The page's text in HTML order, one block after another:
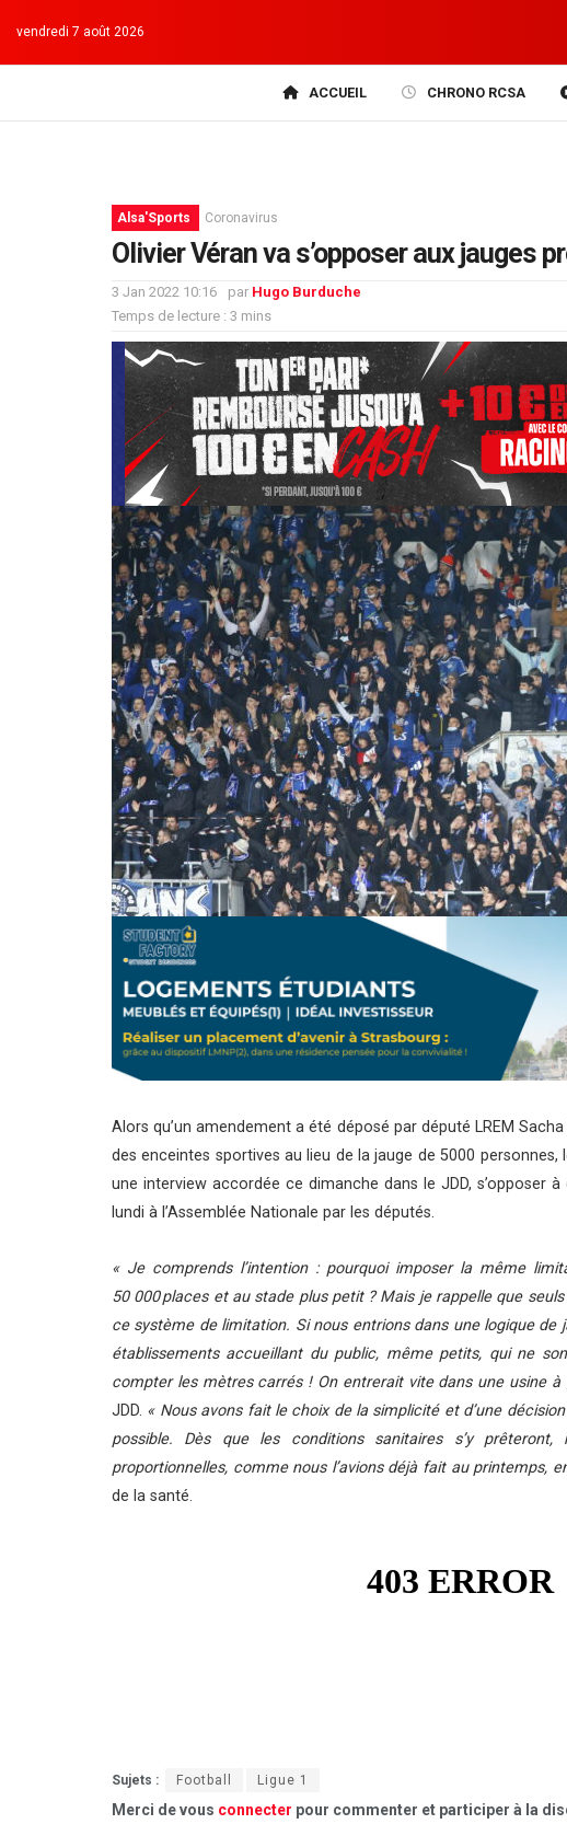
vendredi 7 août 2026
ACCUEIL CHRONO RCSA
Alsa'Sports Coronavirus
Olivier Véran va s’opposer aux jauges
3 Jan 2022 10:16 par Hugo Burduche
Temps de lecture : 3 mins
Alors qu’un amendement a été déposé par député LREM
des enceintes sportives au lieu de la jauge de 5000
une interview accordée ce dimanche dans le JDD, s’opposer
lundi à l’Assemblée Nationale par les députés.
« Je comprends l’intention : pourquoi imposer la même
50 000 places et au stade plus petit ? Mais je rappelle que
ce système de limitation. Si nous entrions dans une logique de
établissements accueillant du public, même petits, qui ne
compter les mètres carrés ! On entrerait vite dans une usine à
JDD. « Nous avons fait le choix de la simplicité et d’une
possible. Dès que les conditions sanitaires s’y
proportionnelles, comme nous l’avions déjà fait au printemps,
de la santé.
Sujets : Football Ligue 1
Merci de vous connecter pour commenter et participer à la